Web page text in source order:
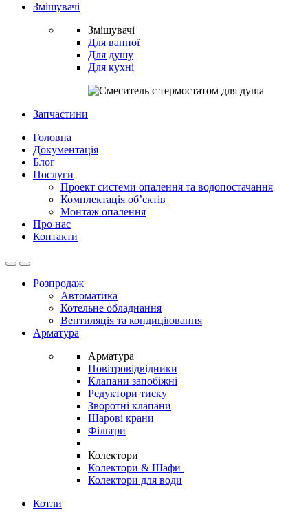
Змішувачі
Змішувачі
Для ванної
Для душу
Для кухні
Запчастини
Головна
Документація
Блог
Послуги
Проект системи опалення та водопостачання
Комплектація об’єктів
Монтаж опалення
Про нас
Контакти
OpenClose
Розпродаж
Автоматика
Котельне обладнання
Вентиляція та кондиціювання
Арматура
Арматура
Повітровідвідники
Клапани запобіжні
Редуктори тиску
Зворотні клапани
Шарові крани
Фільтри
Колектори
Колектори & Шафи
Колектори для води
Котли